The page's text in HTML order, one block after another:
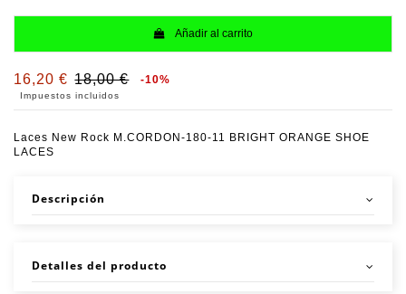
Añadir al carrito
16,20 € 18,00 € -10%
Impuestos incluidos
Laces New Rock M.CORDON-180-11 BRIGHT ORANGE SHOE
LACES
Descripción
Detalles del producto